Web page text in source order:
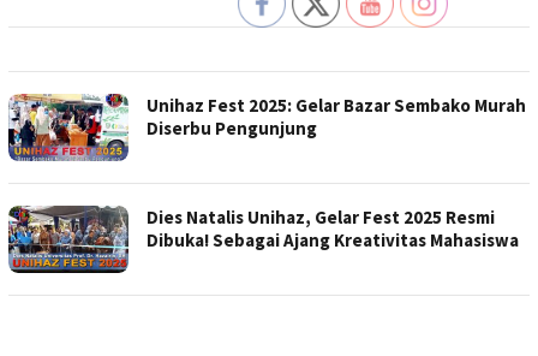
Unihaz Fest 2025: Gelar Bazar Sembako Murah
Diserbu Pengunjung
Dies Natalis Unihaz, Gelar Fest 2025 Resmi
Dibuka! Sebagai Ajang Kreativitas Mahasiswa